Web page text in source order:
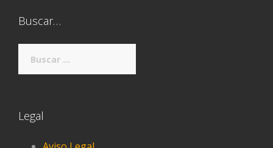
Buscar…
Legal